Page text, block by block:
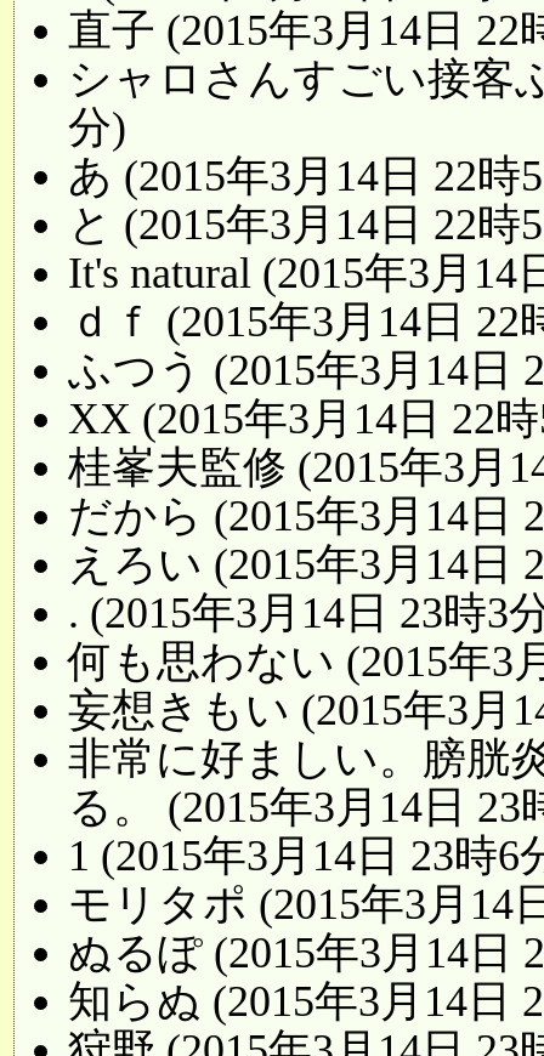
直子 (2015年3月14日 22
シャロさんすごい接客
分)
あ (2015年3月14日 22時
と (2015年3月14日 22時
It's natural (2015年3月14
ｄｆ (2015年3月14日 22
ふつう (2015年3月14日
XX (2015年3月14日 22
桂峯夫監修 (2015年3月
だから (2015年3月14日
えろい (2015年3月14日
. (2015年3月14日 23時3
何も思わない (2015年3
妄想きもい (2015年3月
非常に好ましい。膀胱
る。 (2015年3月14日 23
1 (2015年3月14日 23時6
モリタポ (2015年3月14
ぬるぽ (2015年3月14日
知らぬ (2015年3月14日